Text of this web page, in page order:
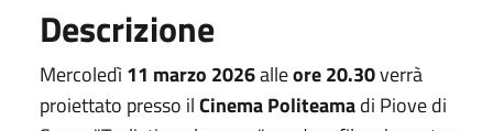
Descrizione
Mercoledì11 marzo 2026alleore 20.30verrà
proiettato presso ilCinema Politeamadi Piove di